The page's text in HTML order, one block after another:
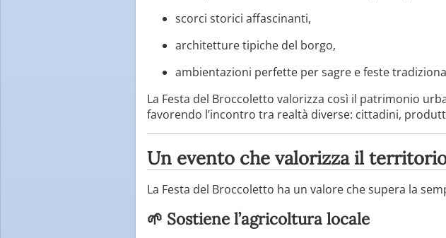
scorci storici affascinanti,
architetture tipiche del borgo,
ambientazioni perfette per sagre e feste
La Festa del Broccoletto valorizza così il patrimonio
favorendo l’incontro tra realtà diverse: cittadini,
Un evento che valorizza il
La Festa del Broccoletto ha un valore che supera la
🌱 Sostiene l’agricoltura locale